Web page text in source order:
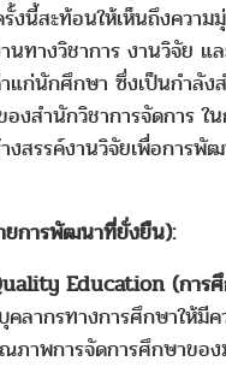
รั้งนี้สะท้อนให้เห็นถึงควา
นทางวิชาการ งานวิจัย แ
แก่นักศึกษา ซึ่งเป็นกำลัง
องสำนักวิชาการจัดการ
สรรค์งานวิจัยเพื่อการพั
ยการพัฒนาที่ยั่งยืน):
Education (การศึ
ลากรทางการศึกษาให้มีค
ภาพการจัดการศึกษาขอ